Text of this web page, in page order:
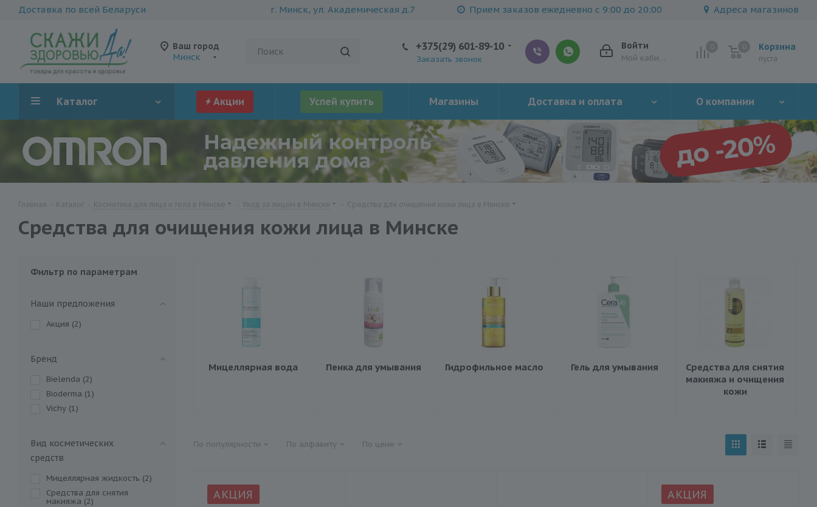
Доставка по всей Беларуси г. Минск, ул. Академическая д.7 Прием заказов ежедневно с 9:00 до 20:00 Адреса магазинов
Ваш город
Минск
Корзина
пуста
Войти
Мой кабинет
+375(29) 601-89-10
Заказать звонок
Каталог Акции Успей купить Магазины Доставка и оплата О компании
Средства для очищения кожи лица в Минске
Мицеллярная вода Пенка для умывания Гидрофильное масло Гель для умывания
Средства для снятия
макияжа и очищения
кожи
По популярности По алфавиту По цене
АКЦИЯ АКЦИЯ
Фильтр по параметрам
Наши предложения
Акция (2)
Бренд
Bielenda (2)
Bioderma (1)
Vichy (1)
Вид косметических
средств
Мицеллярная жидкость (2)
Средства для снятия
макияжа (2)